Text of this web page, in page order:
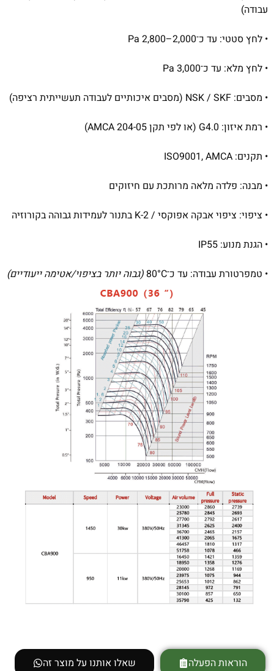
עבודה)
• לחץ סטטי: עד כ־2,000–2,800 Pa
• לחץ מלא: עד כ־3,000 Pa
• מסבים: NSK / SKF (מסבים איכותיים לעבודה תעשייתית רציפה)
• רמת איזון: G4.0 (או לפי תקן AMCA 204-05)
• תקנים: ISO9001, AMCA
• מבנה: פלדה מלאה מרותכת עם חיזוקים
• ציפוי: ציפוי אבקה אפוקסי / 2-K בתנור לעמידות גבוהה בקורוזיה
• הגנת מנוע: IP55
• טמפרטורת עבודה: עד כ־80°C
(גבוה יותר בציפוי/אטימה ייעודיים)
הוראות הפעלה שאלו אותנו על מוצר זה